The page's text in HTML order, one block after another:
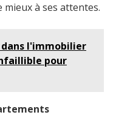
à ses attentes.
l'immobilier
pour